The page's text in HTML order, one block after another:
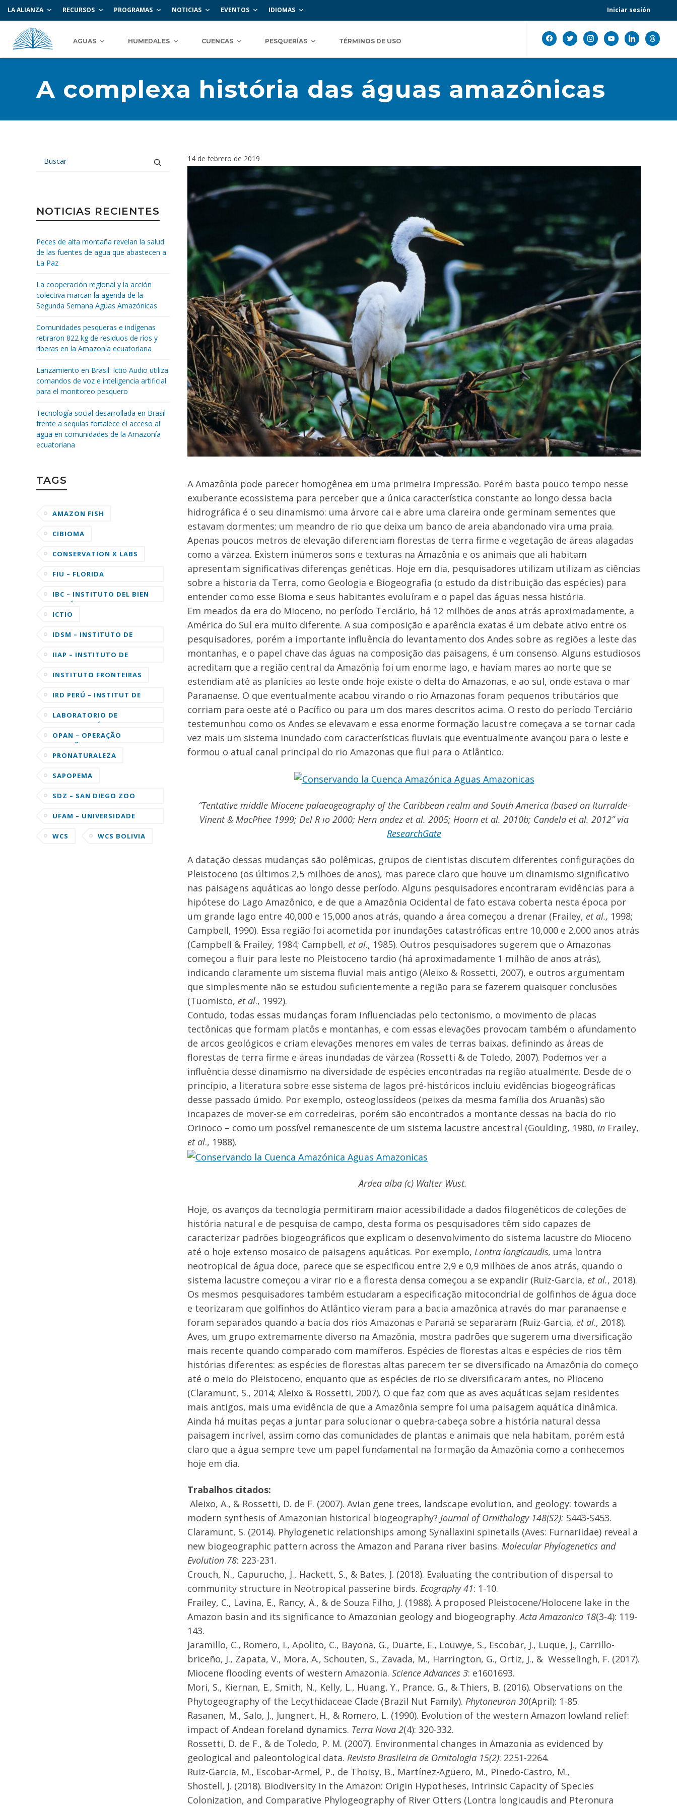
LA ALIANZA RECURSOS PROGRAMAS NOTICIAS EVENTOS IDIOMAS Iniciar sesión
AGUAS HUMEDALES CUENCAS PESQUERÍAS TÉRMINOS DE USO
facebook
twitter instagramyoutubelinkedinthreads
A complexa história das águas amazônicas
14 de febrero de 2019
A Amazônia pode parecer homogênea em uma primeira impressão. Porém basta pouco tempo nesse
exuberante ecossistema para perceber que a única característica constante ao longo dessa bacia
hidrográfica é o seu dinamismo: uma árvore cai e abre uma clareira onde germinam sementes que
estavam dormentes; um meandro de rio que deixa um banco de areia abandonado vira uma praia.
Apenas poucos metros de elevação diferenciam florestas de terra firme e vegetação de áreas alagadas
como a várzea. Existem inúmeros sons e texturas na Amazônia e os animais que ali habitam
apresentam significativas diferenças genéticas. Hoje em dia, pesquisadores utilizam utilizam as ciências
sobre a historia da Terra, como Geologia e Biogeografia (o estudo da distribuição das espécies) para
entender como esse Bioma e seus habitantes evoluíram e o papel das águas nessa história.
Em meados da era do Mioceno, no período Terciário, há 12 milhões de anos atrás aproximadamente, a
América do Sul era muito diferente. A sua composição e aparência exatas é um debate ativo entre os
pesquisadores, porém a importante influência do levantamento dos Andes sobre as regiões a leste das
montanhas, e o papel chave das águas na composição das paisagens, é um consenso. Alguns estudiosos
acreditam que a região central da Amazônia foi um enorme lago, e haviam mares ao norte que se
estendiam até as planícies ao leste onde hoje existe o delta do Amazonas, e ao sul, onde estava o mar
Paranaense. O que eventualmente acabou virando o rio Amazonas foram pequenos tributários que
corriam para oeste até o Pacífico ou para um dos mares descritos acima. O resto do período Terciário
testemunhou como os Andes se elevavam e essa enorme formação lacustre começava a se tornar cada
vez mais um sistema inundado com características fluviais que eventualmente avançou para o leste e
formou o atual canal principal do rio Amazonas que flui para o Atlântico.
“Tentative middle Miocene palaeogeography of the Caribbean realm and South America (based on Iturralde-
Vinent & MacPhee 1999; Del R ıo 2000; Hern andez et al. 2005; Hoorn et al. 2010b; Candela et al. 2012” via
ResearchGate
A datação dessas mudanças são polêmicas, grupos de cientistas discutem diferentes configurações do
Pleistoceno (os últimos 2,5 milhões de anos), mas parece claro que houve um dinamismo significativo
nas paisagens aquáticas ao longo desse período. Alguns pesquisadores encontraram evidências para a
hipótese do Lago Amazônico, e de que a Amazônia Ocidental de fato estava coberta nesta época por
um grande lago entre 40,000 e 15,000 anos atrás, quando a área começou a drenar (Frailey, et al., 1998;
Campbell, 1990). Essa região foi acometida por inundações catastróficas entre 10,000 e 2,000 anos atrás
(Campbell & Frailey, 1984; Campbell, et al., 1985). Outros pesquisadores sugerem que o Amazonas
começou a fluir para leste no Pleistoceno tardio (há aproximadamente 1 milhão de anos atrás),
indicando claramente um sistema fluvial mais antigo (Aleixo & Rossetti, 2007), e outros argumentam
que simplesmente não se estudou suficientemente a região para se fazerem quaisquer conclusões
(Tuomisto, et al., 1992).
Contudo, todas essas mudanças foram influenciadas pelo tectonismo, o movimento de placas
tectônicas que formam platôs e montanhas, e com essas elevações provocam também o afundamento
de arcos geológicos e criam elevações menores em vales de terras baixas, definindo as áreas de
florestas de terra firme e áreas inundadas de várzea (Rossetti & de Toledo, 2007). Podemos ver a
influência desse dinamismo na diversidade de espécies encontradas na região atualmente. Desde de o
princípio, a literatura sobre esse sistema de lagos pré-históricos incluiu evidências biogeográficas
desse passado úmido. Por exemplo, osteoglossídeos (peixes da mesma família dos Aruanãs) são
incapazes de mover-se em corredeiras, porém são encontrados a montante dessas na bacia do rio
Orinoco – como um possível remanescente de um sistema lacustre ancestral (Goulding, 1980, in Frailey,
et al., 1988).
Ardea alba (c) Walter Wust.
Hoje, os avanços da tecnologia permitiram maior acessibilidade a dados filogenéticos de coleções de
história natural e de pesquisa de campo, desta forma os pesquisadores têm sido capazes de
caracterizar padrões biogeográficos que explicam o desenvolvimento do sistema lacustre do Mioceno
até o hoje extenso mosaico de paisagens aquáticas. Por exemplo, Lontra longicaudis, uma lontra
neotropical de água doce, parece que se especificou entre 2,9 e 0,9 milhões de anos atrás, quando o
sistema lacustre começou a virar rio e a floresta densa começou a se expandir (Ruiz-Garcia, et al., 2018).
Os mesmos pesquisadores também estudaram a especificação mitocondrial de golfinhos de água doce
e teorizaram que golfinhos do Atlântico vieram para a bacia amazônica através do mar paranaense e
foram separados quando a bacia dos rios Amazonas e Paraná se separaram (Ruiz-Garcia, et al., 2018).
Aves, um grupo extremamente diverso na Amazônia, mostra padrões que sugerem uma diversificação
mais recente quando comparado com mamíferos. Espécies de florestas altas e espécies de rios têm
histórias diferentes: as espécies de florestas altas parecem ter se diversificado na Amazônia do começo
até o meio do Pleistoceno, enquanto que as espécies de rio se diversificaram antes, no Plioceno
(Claramunt, S., 2014; Aleixo & Rossetti, 2007). O que faz com que as aves aquáticas sejam residentes
mais antigos, mais uma evidência de que a Amazônia sempre foi uma paisagem aquática dinâmica.
Ainda há muitas peças a juntar para solucionar o quebra-cabeça sobre a história natural dessa
paisagem incrível, assim como das comunidades de plantas e animais que nela habitam, porém está
claro que a água sempre teve um papel fundamental na formação da Amazônia como a conhecemos
hoje em dia.
Trabalhos citados:
Aleixo, A., & Rossetti, D. de F. (2007). Avian gene trees, landscape evolution, and geology: towards a
modern synthesis of Amazonian historical biogeography? Journal of Ornithology 148(S2): S443-S453.
Claramunt, S. (2014). Phylogenetic relationships among Synallaxini spinetails (Aves: Furnariidae) reveal a
new biogeographic pattern across the Amazon and Parana river basins. Molecular Phylogenetics and
Evolution 78: 223-231.
Crouch, N., Capurucho, J., Hackett, S., & Bates, J. (2018). Evaluating the contribution of dispersal to
community structure in Neotropical passerine birds. Ecography 41: 1-10.
Frailey, C., Lavina, E., Rancy, A., & de Souza Filho, J. (1988). A proposed Pleistocene/Holocene lake in the
Amazon basin and its significance to Amazonian geology and biogeography.Acta Amazonica 18(3-4): 119-
143.
Jaramillo, C., Romero, I., Apolito, C., Bayona, G., Duarte, E., Louwye, S., Escobar, J., Luque, J., Carrillo-
briceño, J., Zapata, V., Mora, A., Schouten, S., Zavada, M., Harrington, G., Ortiz, J., & Wesselingh, F. (2017).
Miocene flooding events of western Amazonia. Science Advances 3: e1601693.
Mori, S., Kiernan, E., Smith, N., Kelly, L., Huang, Y., Prance, G., & Thiers, B. (2016). Observations on the
Phytogeography of the Lecythidaceae Clade (Brazil Nut Family). Phytoneuron 30(April): 1-85.
Rasanen, M., Salo, J., Jungnert, H., & Romero, L. (1990). Evolution of the western Amazon lowland relief:
impact of Andean foreland dynamics. Terra Nova 2(4): 320-332.
Rossetti, D. de F., & de Toledo, P. M. (2007). Environmental changes in Amazonia as evidenced by
geological and paleontological data. Revista Brasileira de Ornitologia 15(2): 2251-2264.
Ruiz-Garcia, M., Escobar-Armel, P., de Thoisy, B., Martínez-Agüero, M., Pinedo-Castro, M.,
Shostell, J. (2018). Biodiversity in the Amazon: Origin Hypotheses, Intrinsic Capacity of Species
Colonization, and Comparative Phylogeography of River Otters (Lontra longicaudis and Pteronura
NOTICIAS RECIENTES
Peces de alta montaña revelan la salud
de las fuentes de agua que abastecen a
La Paz
La cooperación regional y la acción
colectiva marcan la agenda de la
Segunda Semana Aguas Amazónicas
Comunidades pesqueras e indígenas
retiraron 822 kg de residuos de ríos y
riberas en la Amazonía ecuatoriana
Lanzamiento en Brasil: Ictio Audio utiliza
comandos de voz e inteligencia artificial
para el monitoreo pesquero
Tecnología social desarrollada en Brasil
frente a sequías fortalece el acceso al
agua en comunidades de la Amazonía
ecuatoriana
TAGS
AMAZON FISH
CIBIOMA
CONSERVATION X LABS
FIU – FLORIDA
UNIVERSITY
IBC – INSTITUTO DEL BIEN
COMÚN
ICTIO
IDSM – INSTITUTO DE
SUSTENTÁVEL MAMIRAUÁ
IIAP – INSTITUTO DE
AMAZONIA PERUANA
INSTITUTO FRONTEIRAS
IRD PERÚ – INSTITUT DE
DÉVELOPPEMENT
LABORATORIO DE
ORNITOLOGÍA DE LA
UNIVERSIDAD DE CORNELL
OPAN – OPERAÇÃO
AMAZÔNIA NATIVA
PRONATURALEZA
SAPOPEMA
SDZ – SAN DIEGO ZOO
UFAM – UNIVERSIDADE
WCS
WCS BOLIVIA